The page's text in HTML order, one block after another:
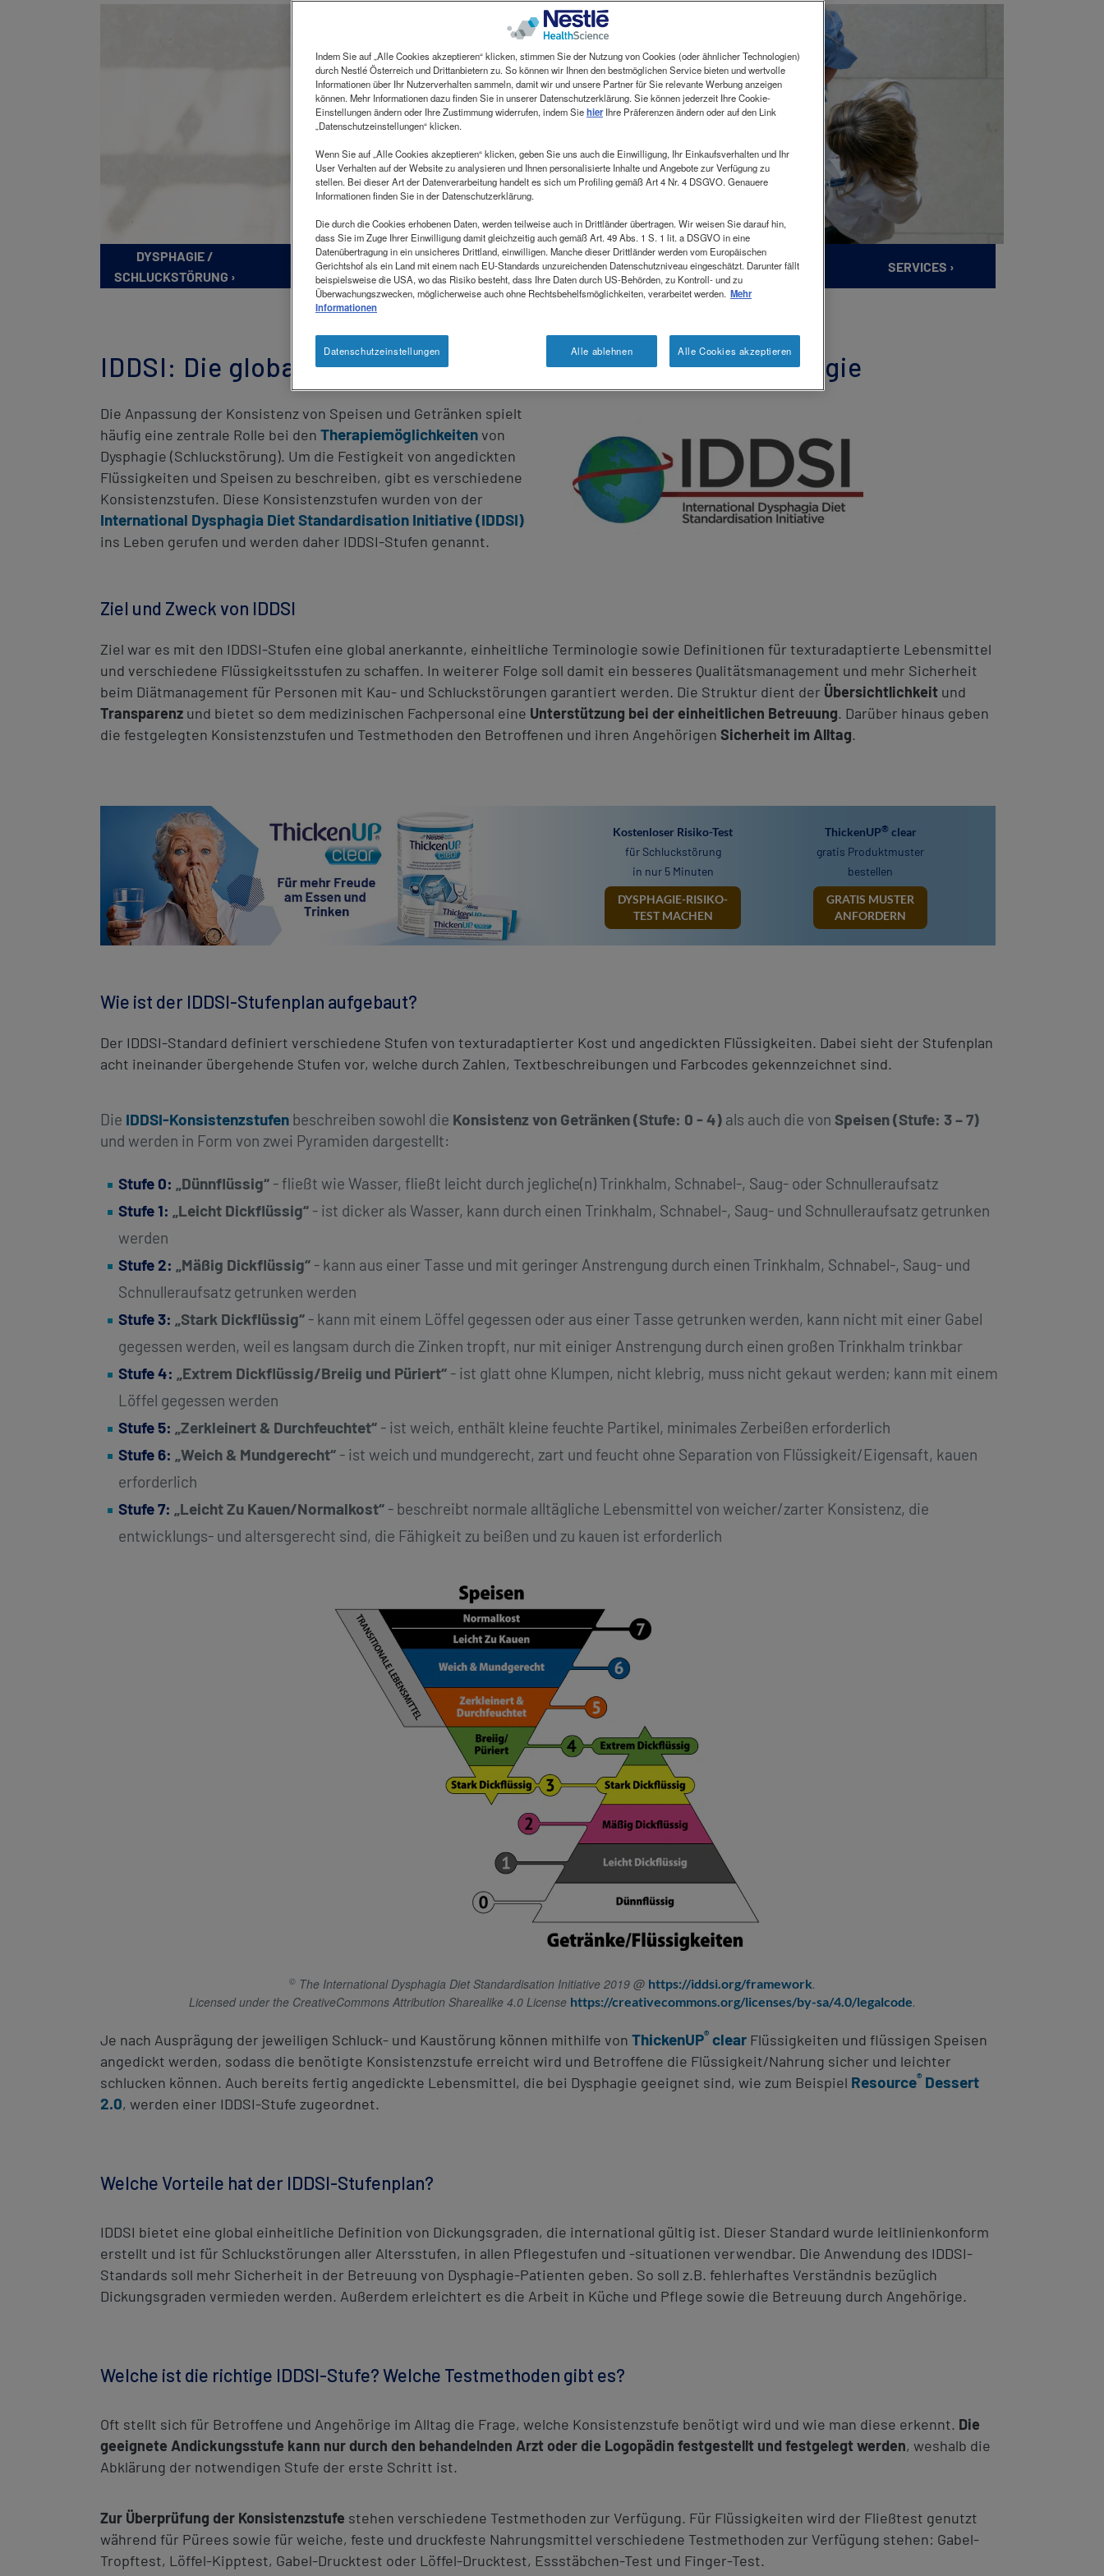
DYSPHAGIE /
SCHLUCKSTÖRUNG ›
DIAGNOSE › BEHANDLUNG › ERNÄHRUNG › PRODUKTE › SERVICES ›
IDDSI: Die global einheitlichen Konsistenzstufen bei Dysphagie
Die Anpassung der Konsistenz von Speisen und Getränken spielt
häufig eine zentrale Rolle bei den Therapiemöglichkeitenvon
Dysphagie (Schluckstörung). Um die Festigkeit von angedickten
Flüssigkeiten und Speisen zu beschreiben, gibt es verschiedene
Konsistenzstufen. Diese Konsistenzstufen wurden von der
International Dysphagia Diet Standardisation Initiative (IDDSI)
ins Leben gerufen und werden daher IDDSI-Stufen genannt.
Ziel und Zweck von IDDSI
Ziel war es mit den IDDSI-Stufen eine global anerkannte, einheitliche Terminologie sowie Definitionen für texturadaptierte Lebensmittel
und verschiedene Flüssigkeitsstufen zu schaffen. In weiterer Folge soll damit ein besseres Qualitätsmanagement und mehr Sicherheit
beim Diätmanagement für Personen mit Kau- und Schluckstörungen garantiert werden. Die Struktur dient der Übersichtlichkeit und
Transparenz und bietet so dem medizinischen Fachpersonal eine Unterstützung bei der einheitlichen Betreuung. Darüber hinaus geben
die festgelegten Konsistenzstufen und Testmethoden den Betroffenen und ihren Angehörigen Sicherheit im Alltag.
Kostenloser Risiko-Test
für Schluckstörung
in nur 5 Minuten
DYSPHAGIE-RISIKO-
TEST MACHEN
ThickenUP®clear
gratis Produktmuster
bestellen
GRATIS MUSTER
ANFORDERN
Wie ist der IDDSI-Stufenplan aufgebaut?
Der IDDSI-Standard definiert verschiedene Stufen von texturadaptierter Kost und angedickten Flüssigkeiten. Dabei sieht der Stufenplan
acht ineinander übergehende Stufen vor, welche durch Zahlen, Textbeschreibungen und Farbcodes gekennzeichnet sind.
Die IDDSI-Konsistenzstufen beschreiben sowohl die Konsistenz von Getränken (Stufe: 0 - 4) als auch die von Speisen (Stufe: 3 – 7)
und werden in Form von zwei Pyramiden dargestellt:
Stufe 0: „Dünnflüssig“ - fließt wie Wasser, fließt leicht durch jegliche(n) Trinkhalm, Schnabel-, Saug- oder Schnulleraufsatz
Stufe 1: „Leicht Dickflüssig“ - ist dicker als Wasser, kann durch einen Trinkhalm, Schnabel-, Saug- und Schnulleraufsatz getrunken
werden
Stufe 2: „Mäßig Dickflüssig“ - kann aus einer Tasse und mit geringer Anstrengung durch einen Trinkhalm, Schnabel-, Saug- und
Schnulleraufsatz getrunken werden
Stufe 3: „Stark Dickflüssig“ - kann mit einem Löffel gegessen oder aus einer Tasse getrunken werden, kann nicht mit einer Gabel
gegessen werden, weil es langsam durch die Zinken tropft, nur mit einiger Anstrengung durch einen großen Trinkhalm trinkbar
Stufe 4: „Extrem Dickflüssig/Breiig und Püriert“ - ist glatt ohne Klumpen, nicht klebrig, muss nicht gekaut werden; kann mit einem
Löffel gegessen werden
Stufe 5: „Zerkleinert & Durchfeuchtet“ - ist weich, enthält kleine feuchte Partikel, minimales Zerbeißen erforderlich
Stufe 6: „Weich & Mundgerecht“ - ist weich und mundgerecht, zart und feucht ohne Separation von Flüssigkeit/Eigensaft, kauen
erforderlich
Stufe 7: „Leicht Zu Kauen/Normalkost“ - beschreibt normale alltägliche Lebensmittel von weicher/zarter Konsistenz, die
entwicklungs- und altersgerecht sind, die Fähigkeit zu beißen und zu kauen ist erforderlich
©The International Dysphagia Diet Standardisation Initiative 2019 @ https://iddsi.org/framework.
Licensed under the CreativeCommons Attribution Sharealike 4.0 License https://creativecommons.org/licenses/by-sa/4.0/legalcode.
Je nach Ausprägung der jeweiligen Schluck- und Kaustörung können mithilfe von ThickenUP® clear Flüssigkeiten und flüssigen Speisen
angedickt werden, sodass die benötigte Konsistenzstufe erreicht wird und Betroffene die Flüssigkeit/Nahrung sicher und leichter
schlucken können. Auch bereits fertig angedickte Lebensmittel, die bei Dysphagie geeignet sind, wie zum Beispiel Resource® Dessert
2.0, werden einer IDDSI-Stufe zugeordnet.
Welche Vorteile hat der IDDSI-Stufenplan?
IDDSI bietet eine global einheitliche Definition von Dickungsgraden, die international gültig ist. Dieser Standard wurde leitlinienkonform
erstellt und ist für Schluckstörungen aller Altersstufen, in allen Pflegestufen und -situationen verwendbar. Die Anwendung des IDDSI-
Standards soll mehr Sicherheit in der Betreuung von Dysphagie-Patienten geben. So soll z.B. fehlerhaftes Verständnis bezüglich
Dickungsgraden vermieden werden. Außerdem erleichtert es die Arbeit in Küche und Pflege sowie die Betreuung durch Angehörige.
Welche ist die richtige IDDSI-Stufe? Welche Testmethoden gibt es?
Oft stellt sich für Betroffene und Angehörige im Alltag die Frage, welche Konsistenzstufe benötigt wird und wie man diese erkennt. Die
geeignete Andickungsstufe kann nur durch den behandelnden Arzt oder die Logopädin festgestellt und festgelegt werden, weshalb die
Abklärung der notwendigen Stufe der erste Schritt ist.
Zur Überprüfung der Konsistenzstufe stehen verschiedene Testmethoden zur Verfügung. Für Flüssigkeiten wird der Fließtest genutzt
während für Pürees sowie für weiche, feste und druckfeste Nahrungsmittel verschiedene Testmethoden zur Verfügung stehen: Gabel-
Tropftest, Löffel-Kipptest, Gabel-Drucktest oder Löffel-Drucktest, Essstäbchen-Test und Finger-Test.
Indem Sie auf „Alle Cookies akzeptieren“ klicken, stimmen Sie der Nutzung von Cookies (oder ähnlicher Technologien)
durch Nestlé Österreich und Drittanbietern zu. So können wir Ihnen den bestmöglichen Service bieten und wertvolle
Informationen über Ihr Nutzerverhalten sammeln, damit wir und unsere Partner für Sie relevante Werbung anzeigen
können. Mehr Informationen dazu finden Sie in unserer Datenschutzerklärung. Sie können jederzeit Ihre Cookie-
Einstellungen ändern oder Ihre Zustimmung widerrufen, indem SiehierIhre Präferenzen ändern oder auf den Link
„Datenschutzeinstellungen“ klicken.
Wenn Sie auf „Alle Cookies akzeptieren“ klicken, geben Sie uns auch die Einwilligung, Ihr Einkaufsverhalten und Ihr
User Verhalten auf der Website zu analysieren und Ihnen personalisierte Inhalte und Angebote zur Verfügung zu
stellen. Bei dieser Art der Datenverarbeitung handelt es sich um Profiling gemäß Art 4 Nr. 4 DSGVO. Genauere
Informationen finden Sie in der Datenschutzerklärung.
Die durch die Cookies erhobenen Daten, werden teilweise auch in Drittländer übertragen. Wir weisen Sie darauf hin,
dass Sie im Zuge Ihrer Einwilligung damit gleichzeitig auch gemäß Art. 49 Abs. 1 S. 1 lit. a DSGVO in eine
Datenübertragung in ein unsicheres Drittland, einwilligen. Manche dieser Drittländer werden vom Europäischen
Gerichtshof als ein Land mit einem nach EU-Standards unzureichenden Datenschutzniveau eingeschätzt. Darunter fällt
beispielsweise die USA, wo das Risiko besteht, dass Ihre Daten durch US-Behörden, zu Kontroll- und zu
Überwachungszwecken, möglicherweise auch ohne Rechtsbehelfsmöglichkeiten, verarbeitet werden. Mehr
Informationen
Alle ablehnen Alle Cookies akzeptieren
Datenschutzeinstellungen